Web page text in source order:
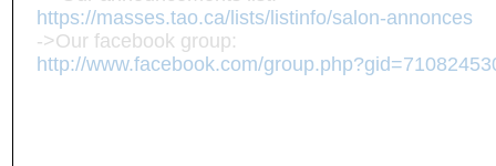
https://masses.tao.ca/lists/listinfo/salon-annonces
->Our facebook group:
http://www.facebook.com/